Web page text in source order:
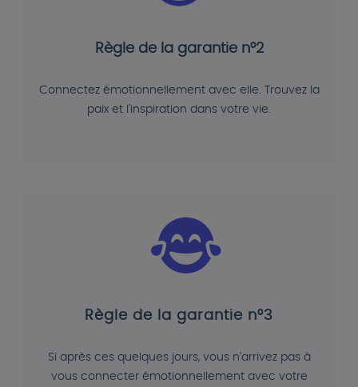
Règle de la garantie n°2
Connectez émotionnellement avec elle. Trouvez la
paix et l'inspiration dans votre vie.
Règle de la garantie n°3
Si après ces quelques jours, vous n'arrivez pas à
vous connecter émotionnellement avec votre